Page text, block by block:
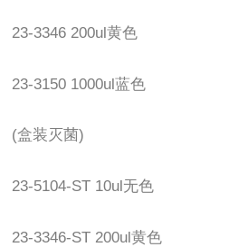
23-3346 200ul黄色
23-3150 1000ul蓝色
(盒装灭菌)
23-5104-ST 10ul无色
23-3346-ST 200ul黄色